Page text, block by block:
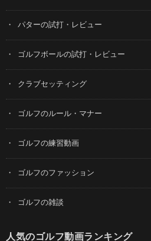
パターの試打・レビュー
ゴルフボールの試打・レビュー
クラブセッティング
ゴルフのルール・マナー
ゴルフの練習動画
ゴルフのファッション
ゴルフの雑談
人気のゴルフ動画ランキング